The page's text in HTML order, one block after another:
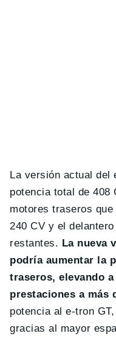
La versión actual del
potencia total de 408
motores traseros
240 CV y el
restantes. La nueva
podría aumentar la
traseros, elevando
prestaciones a más
potencia al e-tron
gracias al mayor